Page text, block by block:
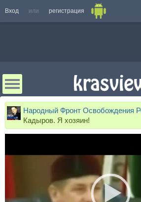
Вход или регистрация
Народный Фронт Освобождения
Кадыров. Я хозяин!